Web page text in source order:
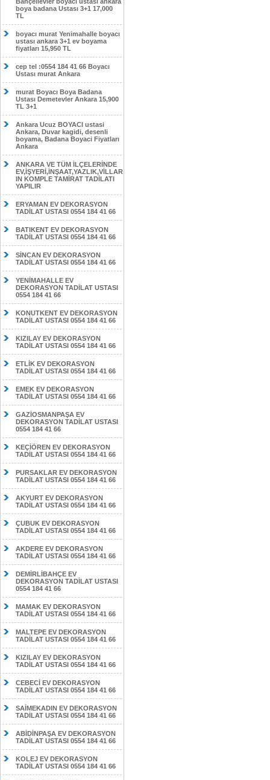
boya badana Ustası 3+1 17,000
TL
boyacı murat Yenimahalle boyacı
ustası ankara 3+1 ev boyama
fiyatları 15,950 TL
cep tel :0554 184 41 66 Boyacı
Ustası murat Ankara
murat Boyacı Boya Badana
Ustası Demetevler Ankara 15,900
TL 3+1
Ankara Ucuz BOYACI ustasi
Ankara, Duvar kagidi, desenli
boyama, Badana Boyaci Fiyatları
Ankara
ANKARA VE TÜM İLÇELERİNDE
EV,İŞYERİ,İNŞAAT,YAZLIK,VİLLAR
IN KOMPLE TAMİRAT TADİLATI
YAPILIR
ERYAMAN EV DEKORASYON
TADİLAT USTASI 0554 184 41 66
BATIKENT EV DEKORASYON
TADİLAT USTASI 0554 184 41 66
SİNCAN EV DEKORASYON
TADİLAT USTASI 0554 184 41 66
YENİMAHALLE EV
DEKORASYON TADİLAT USTASI
0554 184 41 66
KONUTKENT EV DEKORASYON
TADİLAT USTASI 0554 184 41 66
KIZILAY EV DEKORASYON
TADİLAT USTASI 0554 184 41 66
ETLİK EV DEKORASYON
TADİLAT USTASI 0554 184 41 66
EMEK EV DEKORASYON
TADİLAT USTASI 0554 184 41 66
GAZİOSMANPAŞA EV
DEKORASYON TADİLAT USTASI
0554 184 41 66
KEÇİÖREN EV DEKORASYON
TADİLAT USTASI 0554 184 41 66
PURSAKLAR EV DEKORASYON
TADİLAT USTASI 0554 184 41 66
AKYURT EV DEKORASYON
TADİLAT USTASI 0554 184 41 66
ÇUBUK EV DEKORASYON
TADİLAT USTASI 0554 184 41 66
AKDERE EV DEKORASYON
TADİLAT USTASI 0554 184 41 66
DEMİRLİBAHÇE EV
DEKORASYON TADİLAT USTASI
0554 184 41 66
MAMAK EV DEKORASYON
TADİLAT USTASI 0554 184 41 66
MALTEPE EV DEKORASYON
TADİLAT USTASI 0554 184 41 66
KIZILAY EV DEKORASYON
TADİLAT USTASI 0554 184 41 66
CEBECİ EV DEKORASYON
TADİLAT USTASI 0554 184 41 66
SAİMEKADIN EV DEKORASYON
TADİLAT USTASI 0554 184 41 66
ABİDİNPAŞA EV DEKORASYON
TADİLAT USTASI 0554 184 41 66
KOLEJ EV DEKORASYON
TADİLAT USTASI 0554 184 41 66